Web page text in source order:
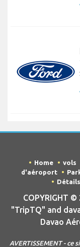
Home vols
d'aéroport
COPYRIGHT
"TripTQ" and
Davao
AVERTISSEMENT -